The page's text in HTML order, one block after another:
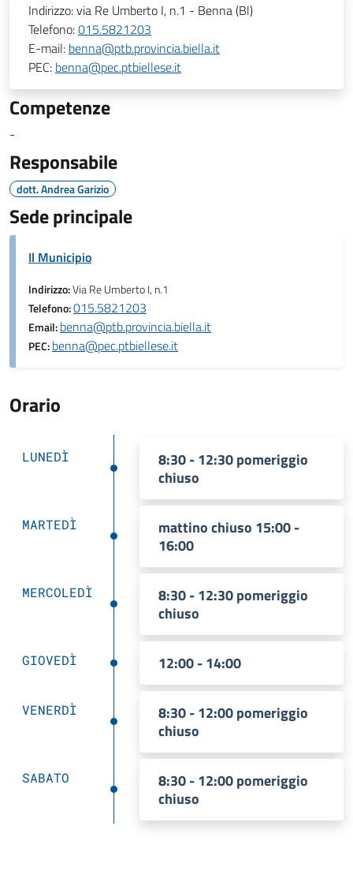
Indirizzo:via Re Umberto I, n.1 - Benna (Bl)
Telefono:015.5821203
E-mail: benna@ptb.provincia.biella.it
PEC: benna@pec.ptbiellese.it
Competenze
-
Responsabile
dott. Andrea Garizio
Sede principale
Il Municipio
Indirizzo:Via Re Umberto I, n.1
Telefono:015.5821203
Email:benna@ptb.provincia.biella.it
PEC:benna@pec.ptbiellese.it
Orario
LUNEDÌ
8:30 - 12:30 pomeriggio
chiuso
MARTEDÌ
mattino chiuso 15:00 -
16:00
MERCOLEDÌ
8:30 - 12:30 pomeriggio
chiuso
GIOVEDÌ 12:00 - 14:00
VENERDÌ
8:30 - 12:00 pomeriggio
chiuso
SABATO
8:30 - 12:00 pomeriggio
chiuso